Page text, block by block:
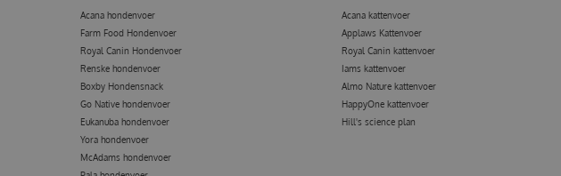
Acana hondenvoer
Farm Food Hondenvoer
Royal Canin Hondenvoer
Renske hondenvoer
Boxby Hondensnack
Go Native hondenvoer
Eukanuba hondenvoer
Yora hondenvoer
McAdams hondenvoer
Acana kattenvoer
Applaws Kattenvoer
Royal Canin kattenvoer
Iams kattenvoer
Almo Nature kattenvoer
HappyOne kattenvoer
Hill's science plan